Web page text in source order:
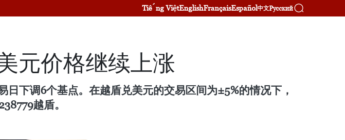
Tiếng ViệtEnglishFrançaisEspañol中文Русский
元价格继续上涨
下调6个基点。在越盾兑美元的交易区间为±5%的情况下，
越盾。